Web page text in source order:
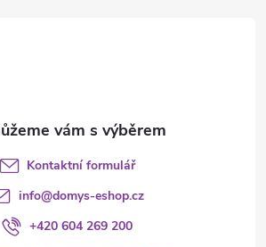
Kontaktní formulář
info@domys-eshop.cz
+420 604 269 200